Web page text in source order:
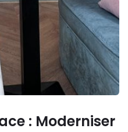
: Moderniser